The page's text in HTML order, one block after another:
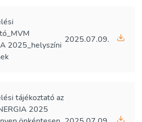
2025_helyszíni
2025.07.09.
tájékoztató az
2025